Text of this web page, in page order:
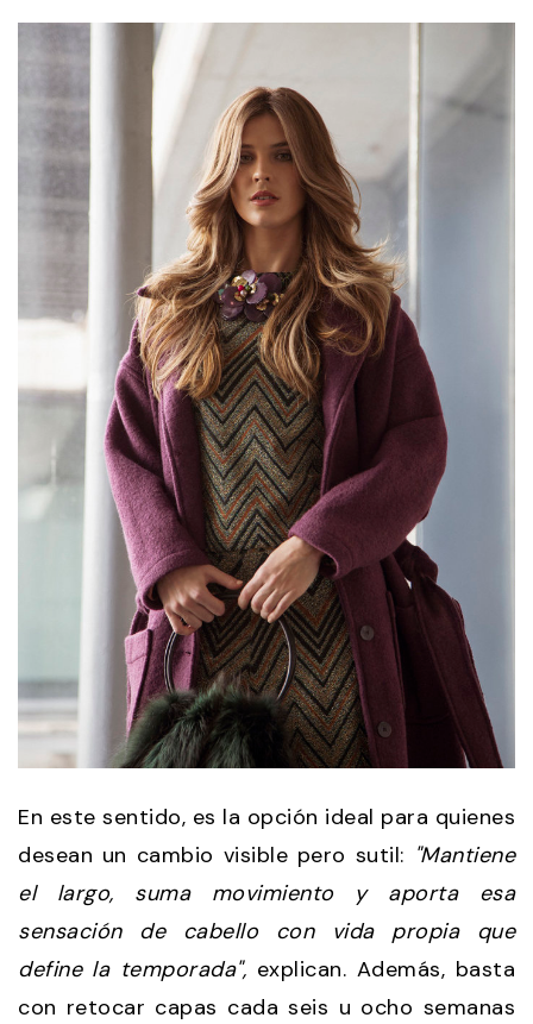
En este sentido, es la opción ideal para quienes
desean un cambio visible pero sutil: "Mantiene
el largo, suma movimiento y aporta esa
sensación de cabello con vida propia que
define la temporada", explican. Además, basta
con retocar capas cada seis u ocho semanas